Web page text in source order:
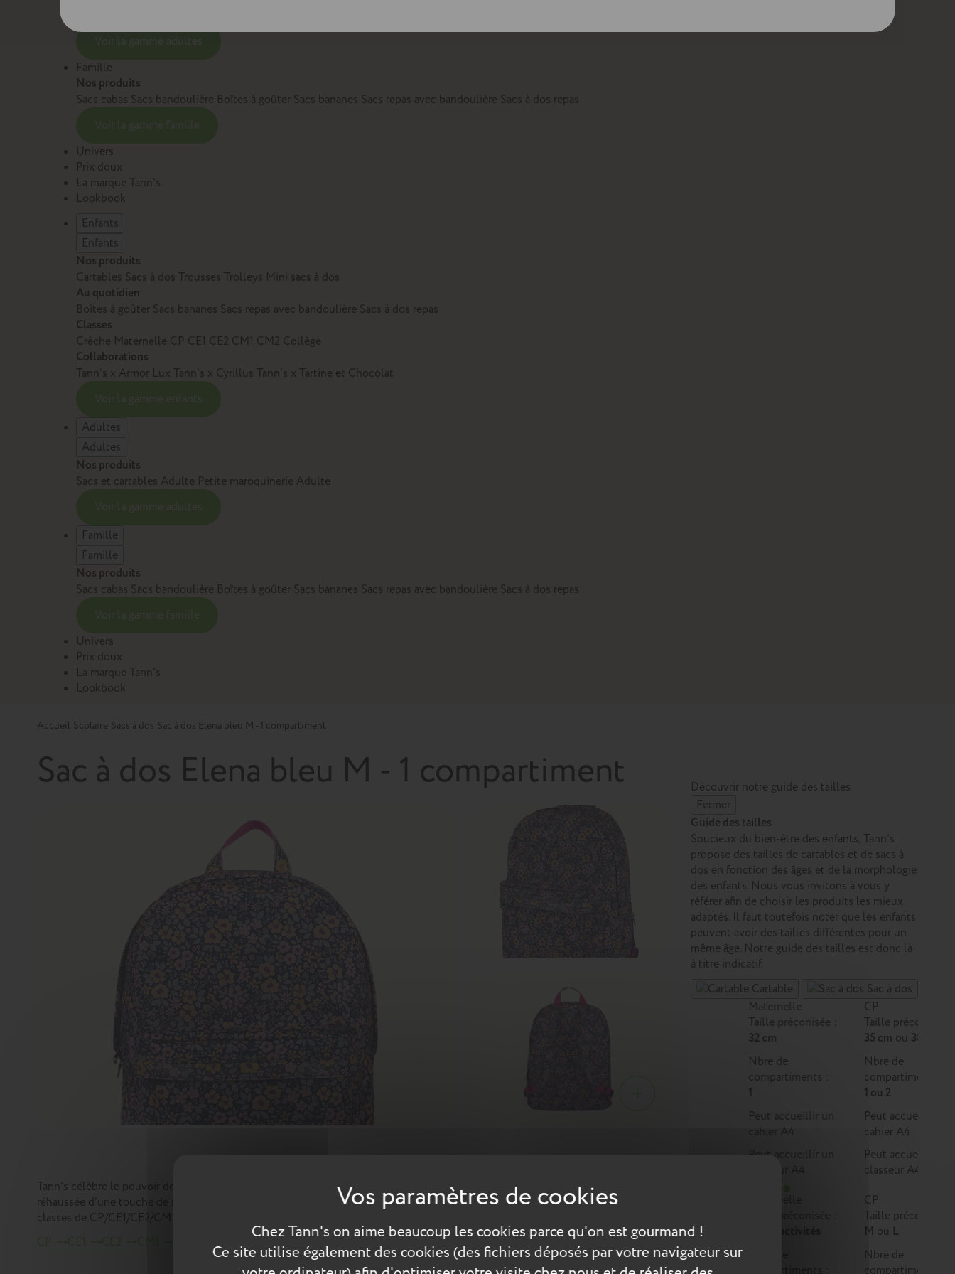
Chez Tann's on aime beaucoup les cookies parce qu'on est gourmand !
Ce site utilise également des cookies (des fichiers déposés par votre navigateur sur
Famille
Nos produits
Sacs cabas Sacs bandoulière Boîtes à goûter Sacs bananes Sacs repas avec bandoulière Sacs à dos repas
Univers
Prix doux
La marque Tann's
Lookbook
Enfants
Enfants
Nos produits
Cartables Sacs à dos Trousses Trolleys Mini sacs à dos
Au quotidien
Boîtes à goûter Sacs bananes Sacs repas avec bandoulière Sacs à dos repas
Classes
Crèche Maternelle CP CE1 CE2 CM1 CM2 Collège
Collaborations
Tann’s x Armor Lux Tann’s x Cyrillus Tann's x Tartine et Chocolat
Adultes
Adultes
Nos produits
Sacs et cartables Adulte Petite maroquinerie Adulte
Famille
Famille
Nos produits
Sacs cabas Sacs bandoulière Boîtes à goûter Sacs bananes Sacs repas avec bandoulière Sacs à dos repas
Univers
Prix doux
La marque Tann's
Lookbook
Accueil Scolaire Sacs à dos Sac à dos Elena bleu M - 1 compartiment
Sac à dos Elena bleu M - 1 compartiment
Découvrir notre guide des tailles
Fermer
Guide des tailles
Soucieux du bien-être des enfants, Tann’s
propose des tailles de cartables et de sacs à
dos en fonction des âges et de la morphologie
des enfants. Nous vous invitons à vous y
référer afin de choisir les produits les mieux
adaptés. Il faut toutefois noter que les enfants
peuvent avoir des tailles différentes pour un
même âge. Notre guide des tailles est donc là
à titre indicatif.
Cartable
Sac à dos
Maternelle
Taille préconisée :
32 cm
Nbre de
compartiments :
1
Peut accueillir un
cahier A4
Peut accueillir un
CP
Taille préconisée :
35 cm ou 38 cm
Nbre de
compartiments :
1 ou 2
Peut accueillir un
cahier A4
Peut accueillir un
classeur A4
CP
Taille préconisée :
M ou L
Nbre de
compartiments :
Tann’s célèbre le pouvoir des fleurs ! Elles ont envahi le sac à dos Elena pour un motif all-over des plus originaux. La gamme est
réhaussée d’une touche de rose fluo sur sa anse, pour une rentrée haute en couleurs ! Ce sac à dos M Tann's est adapté aux
classes de CP/CE1/CE2/CM1/CM2.
Sacs à dos Jardin secret